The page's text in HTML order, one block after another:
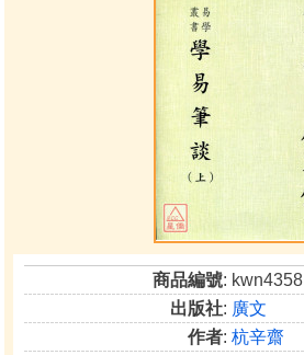
商品編號: kwn4358
出版社: 廣文
作者:杭辛齋